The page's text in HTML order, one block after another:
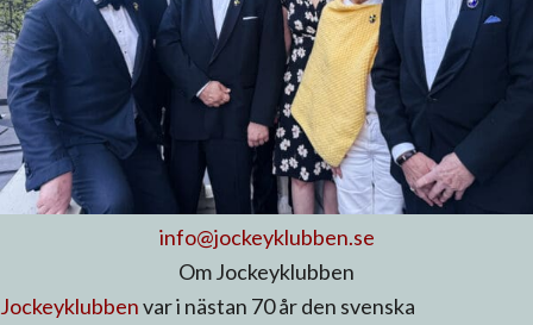
info@jockeyklubben.se
Om Jockeyklubben
Jockeyklubbenvar i nästan 70 år den svenska